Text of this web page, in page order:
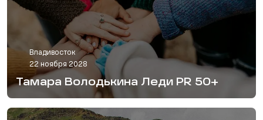
Владивосток
22 ноября 2028
Тамара Володькина Леди PR 50+